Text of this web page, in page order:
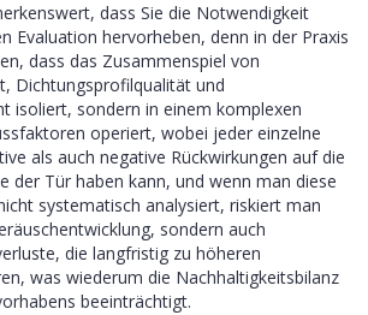
dass Sie die Notwendigkeit
Evaluation hervorheben, denn in der Praxis
dass das Zusammenspiel von
Dichtungsprofilqualität und
isoliert, sondern in einem komplexen
operiert, wobei jeder einzelne
als auch negative Rückwirkungen auf die
der Tür haben kann, und wenn man diese
systematisch analysiert, riskiert man
sondern auch
die langfristig zu höheren
was wiederum die Nachhaltigkeitsbilanz
beeinträchtigt.